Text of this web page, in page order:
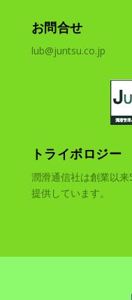
お問合せ
lub@juntsu.co.jp
トライボロジー
潤滑通信社は創業以
提供しています。